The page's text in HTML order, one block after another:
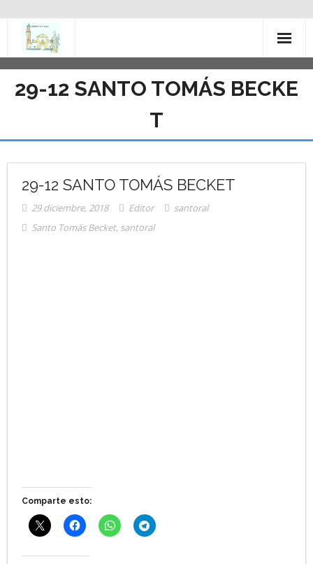
contenido
29-12 SANTO TOMÁS BECKE
T
29-12 SANTO TOMÁS BECKET
29 diciembre, 2018 Editor
santoral
Santo Tomás Becket, santoral
Comparte esto: